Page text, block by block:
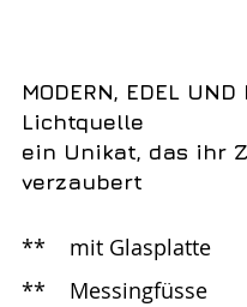
MODERN, EDEL UND
Lichtquelle
ein Unikat, das ihr
verzaubert
**	mit Glasplatte
**	Messingfüsse